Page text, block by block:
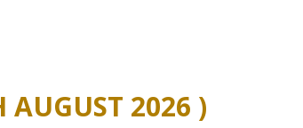
AUGUST 2026 )